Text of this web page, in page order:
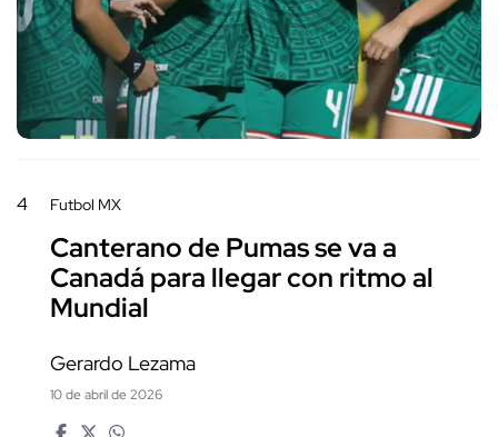
4 Futbol MX
Canterano de Pumas se va a
Canadá para llegar con ritmo al
Mundial
Gerardo Lezama
10 de abril de 2026